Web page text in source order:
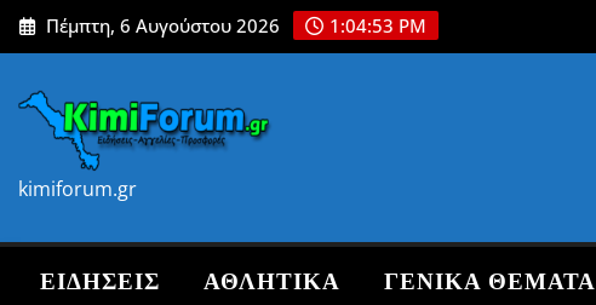
Skip
to
Πέμπτη, 6 Αυγούστου 2026 1:04:54 PM
kimiforum.gr
ΕΙΔΗΣΕΙΣ ΑΘΛΗΤΙΚΑ ΓΕΝΙΚΑ ΘΕΜΑΤΑ